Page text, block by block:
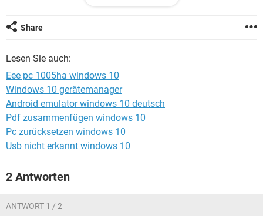
Suche ich den richtigen Treiber ?
Share
Lesen Sie auch:
Eee pc 1005ha windows 10
Windows 10 gerätemanager
Android emulator windows 10 deutsch
Pdf zusammenfügen windows 10
Pc zurücksetzen windows 10
Usb nicht erkannt windows 10
2 Antworten
ANTWORT 1 / 2